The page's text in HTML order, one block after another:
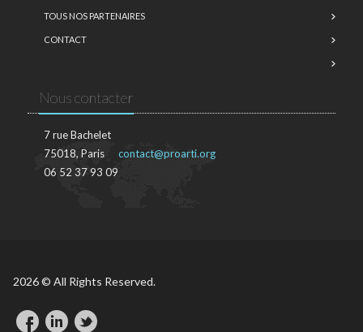
TOUS NOS PARTENAIRES
CONTACT
Nous contacter
7 rue Bachelet
75018, Paris
06 52 37 93 09
contact@proarti.org
2026 © All Rights Reserved.